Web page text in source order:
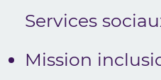
Services
Mission